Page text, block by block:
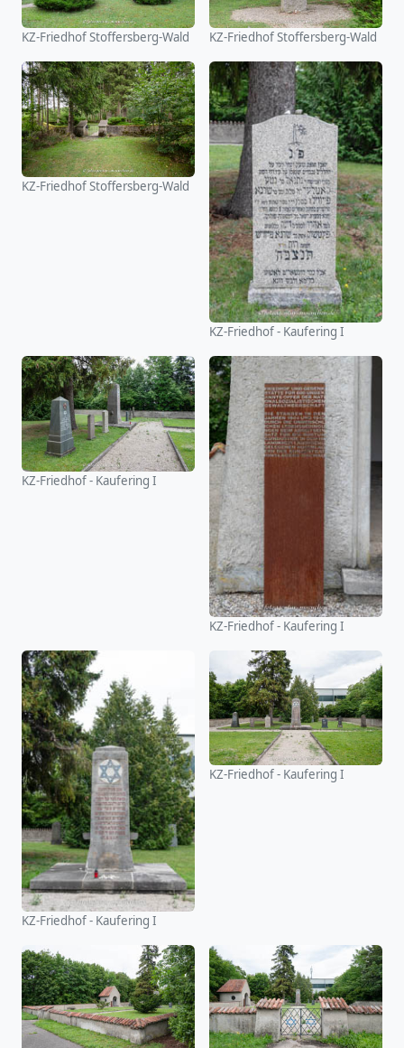
KZ-Friedhof Stoffersberg-Wald KZ-Friedhof Stoffersberg-Wald
KZ-Friedhof Stoffersberg-Wald
KZ-Friedhof - Kaufering I
KZ-Friedhof - Kaufering I
KZ-Friedhof - Kaufering I
KZ-Friedhof - Kaufering I
KZ-Friedhof - Kaufering I